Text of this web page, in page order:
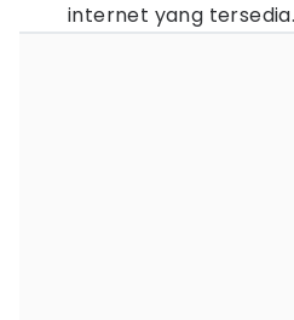
internet yang tersedia.